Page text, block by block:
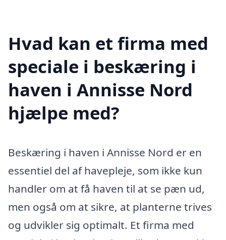
Hvad kan et firma med
speciale i beskæring i
haven i Annisse Nord
hjælpe med?
Beskæring i haven i Annisse Nord er en
essentiel del af havepleje, som ikke kun
handler om at få haven til at se pæn ud,
men også om at sikre, at planterne trives
og udvikler sig optimalt. Et firma med